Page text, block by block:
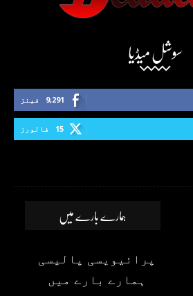
سوشل میڈیا
9,291 فینز
15 فالورز
ہمارے بارے میں
پرائیویسی پالیسی
ہمارے بارے میں